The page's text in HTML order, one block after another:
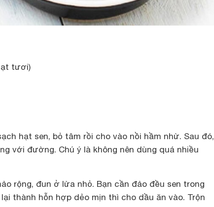
tươi)
hạt sen, bỏ tâm rồi cho vào nồi hầm nhừ. Sau đó,
với đường. Chú ý là không nên dùng quá nhiều
rộng, đun ở lửa nhỏ. Bạn cần đảo đều sen trong
thành hỗn hợp dẻo mịn thì cho dầu ăn vào. Trộn